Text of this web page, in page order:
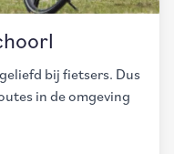
bij fietsers. Dus
in de omgeving